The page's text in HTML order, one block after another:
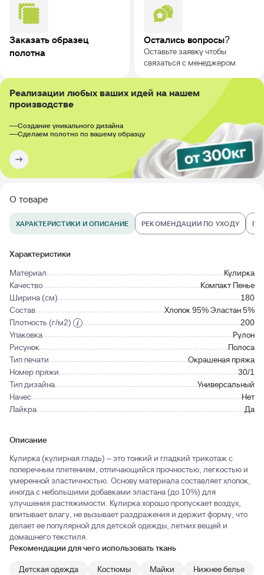
Заказать образец
полотна
Остались вопросы?
Оставьте заявку чтобы
связаться с менеджером
Реализации любых ваших идей на нашем
производстве
Создание уникального дизайна
Сделаем полотно по вашему образцу
О товаре
ХАРАКТЕРИСТИКИ И ОПИСАНИЕ РЕКОМЕНДАЦИИ ПО УХОДУ
Характеристики
Материал
Кулирка
Качество
Компакт Пенье
Ширина (см)
180
Состав
Хлопок 95% Эластан 5%
Плотность (г/м2)
200
Упаковка
Рулон
Рисунок
Полоса
Тип печати
Окрашеная пряжа
Номер пряжи
30/1
Тип дизайна
Универсальный
Начес
Нет
Лайкра
Да
Описание
Кулирка (кулирная гладь) – это тонкий и гладкий трикотаж с
поперечным плетением, отличающийся прочностью, легкостью и
умеренной эластичностью. Основу материала составляет хлопок,
иногда с небольшими добавками эластана (до 10%) для
улучшения растяжимости. Кулирка хорошо пропускает воздух,
впитывает влагу, не вызывает раздражения и держит форму, что
делает ее популярной для детской одежды, летних вещей и
домашнего текстиля.
Рекомендации для чего использовать ткань
Детская одежда
Костюмы Майки
Нижнее белье